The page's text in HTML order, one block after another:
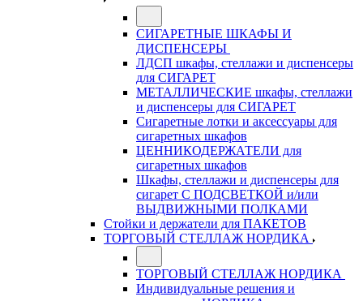
СИГАРЕТНЫЕ ШКАФЫ И
ДИСПЕНСЕРЫ
ЛДСП шкафы, стеллажи и диспенсеры
для СИГАРЕТ
МЕТАЛЛИЧЕСКИЕ шкафы, стеллажи
и диспенсеры для СИГАРЕТ
Сигаретные лотки и аксессуары для
сигаретных шкафов
ЦЕННИКОДЕРЖАТЕЛИ для
сигаретных шкафов
Шкафы, стеллажи и диспенсеры для
сигарет С ПОДСВЕТКОЙ и/или
ВЫДВИЖНЫМИ ПОЛКАМИ
Стойки и держатели для ПАКЕТОВ
ТОРГОВЫЙ СТЕЛЛАЖ НОРДИКА
ТОРГОВЫЙ СТЕЛЛАЖ НОРДИКА
Индивидуальные решения и